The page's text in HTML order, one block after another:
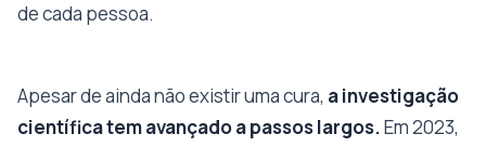
de cada pessoa.
Apesar de ainda não existir uma cura, a investigação
científica tem avançado a passos largos.Em 2023,